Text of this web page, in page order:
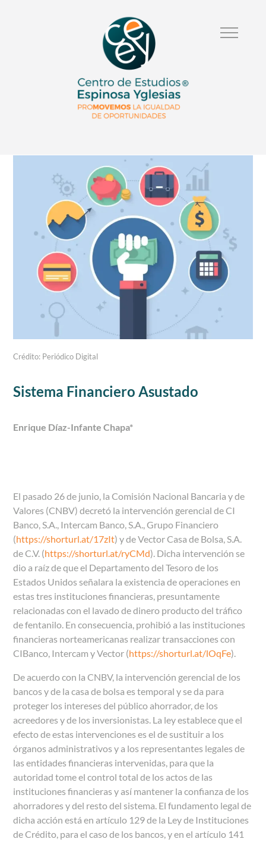
Crédito: Periódico Digital
Sistema Financiero Asustado
Enrique Díaz-Infante Chapa*
El pasado 26 de junio, la Comisión Nacional Bancaria y de
Valores (CNBV) decretó la intervención gerencial de CI
Banco, S.A., Intercam Banco, S.A., Grupo Financiero
(https://shorturl.at/17zIt) y de Vector Casa de Bolsa, S.A.
de C.V. (https://shorturl.at/ryCMd). Dicha intervención se
dio a raíz de que el Departamento del Tesoro de los
Estados Unidos señalara la existencia de operaciones en
estas tres instituciones financieras, presuntamente
relacionadas con el lavado de dinero producto del tráfico
de fentanilo. En consecuencia, prohibió a las instituciones
financieras norteamericanas realizar transacciones con
CIBanco, Intercam y Vector (https://shorturl.at/lOqFe).
De acuerdo con la CNBV, la intervención gerencial de los
bancos y de la casa de bolsa es temporal y se da para
proteger los intereses del público ahorrador, de los
acreedores y de los inversionistas. La ley establece que el
efecto de estas intervenciones es el de sustituir a los
órganos administrativos y a los representantes legales de
las entidades financieras intervenidas, para que la
autoridad tome el control total de los actos de las
instituciones financieras y así mantener la confianza de los
ahorradores y del resto del sistema. El fundamento legal de
dicha acción está en artículo 129 de la Ley de Instituciones
de Crédito, para el caso de los bancos, y en el artículo 141